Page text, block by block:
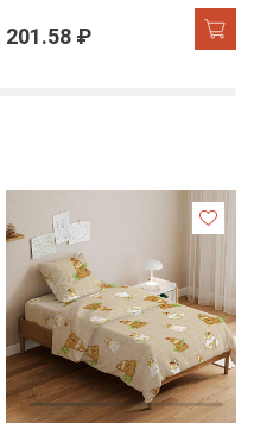
201.58 ₽